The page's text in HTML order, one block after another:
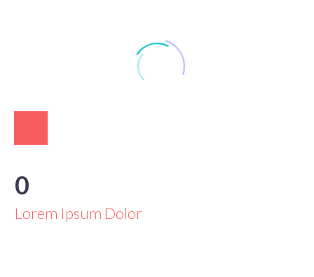
0
Lorem Ipsum Dolor